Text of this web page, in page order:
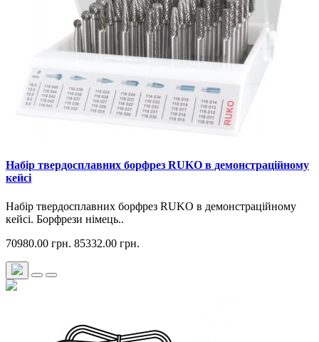
Набір твердосплавних борфрез RUKO в демонстраційному
кейсі
Набір твердосплавних борфрез RUKO в демонстраційному
кейсі. Борфрези німець..
70980.00 грн. 85332.00 грн.